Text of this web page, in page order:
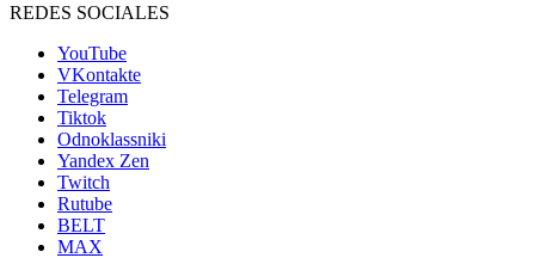
REDES SOCIALES
YouTube
VKontakte
Telegram
Tiktok
Odnoklassniki
Yandex Zen
Twitch
Rutube
BELT
MAX